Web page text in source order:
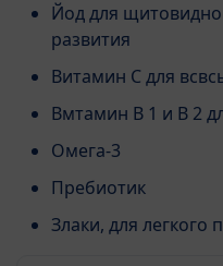
Йод для
развития
Витамин С для
Вмтамин В 1 и В 2
Омега-3
Пребиотик
Злаки, для легкого